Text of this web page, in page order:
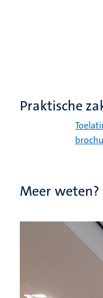
Praktische
Meer weten?